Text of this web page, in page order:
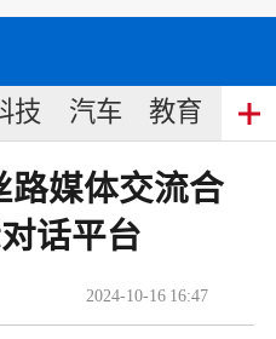
技 汽车 教育 食
路媒体交流合
话平台
2024-10-16 16:47